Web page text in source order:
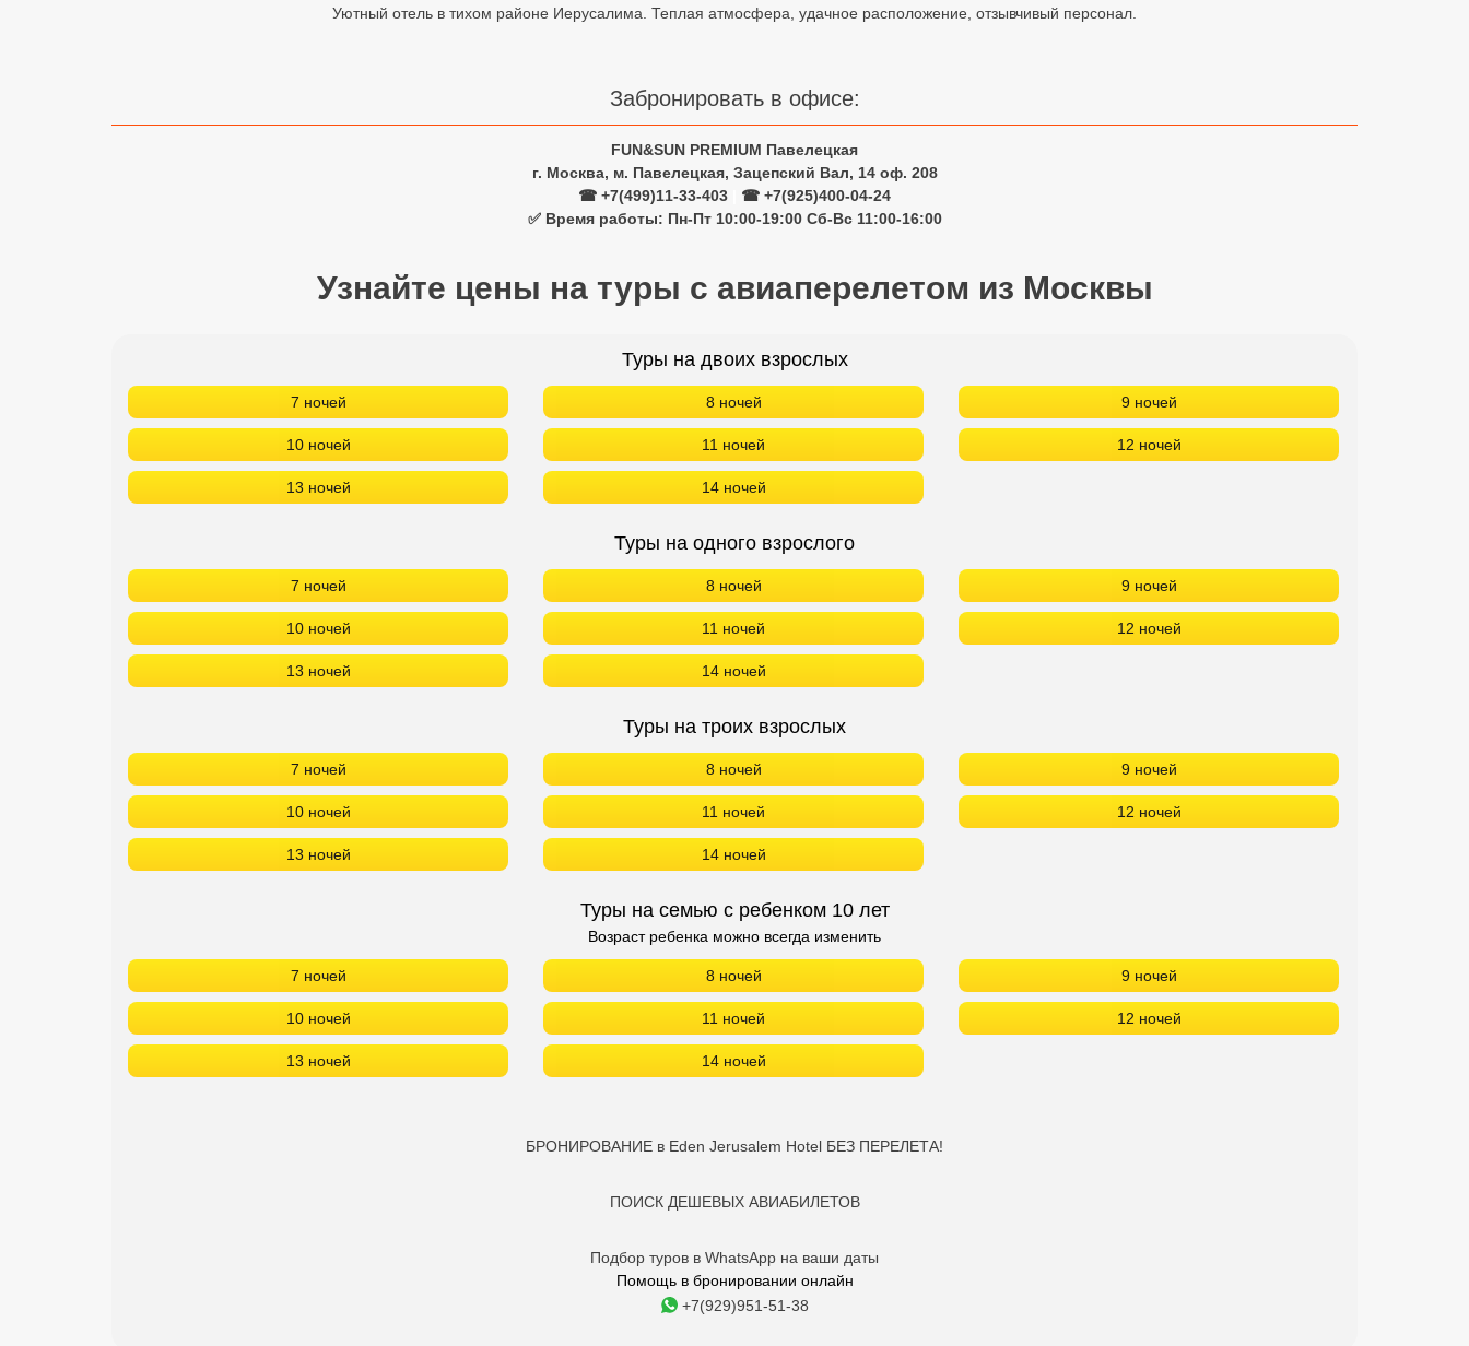
Уютный отель в тихом районе Иерусалима. Теплая атмосфера, удачное расположение, отзывчивый персонал.
Забронировать в офисе:
FUN&SUN PREMIUM Павелецкая
г. Москва, м. Павелецкая, Зацепский Вал, 14 оф. 208
☎ +7(499)11-33-403
☎ +7(925)400-04-24
✅ Время работы: Пн-Пт 10:00-19:00 Сб-Вс 11:00-16:00
Узнайте цены на туры с авиаперелетом из Москвы
Туры на двоих взрослых
7 ночей 8 ночей 9 ночей
10 ночей 11 ночей 12 ночей
13 ночей 14 ночей
Туры на одного взрослого
7 ночей 8 ночей 9 ночей
10 ночей 11 ночей 12 ночей
13 ночей 14 ночей
Туры на троих взрослых
7 ночей 8 ночей 9 ночей
10 ночей 11 ночей 12 ночей
13 ночей 14 ночей
Туры на семью с ребенком 10 лет
Возраст ребенка можно всегда изменить
7 ночей 8 ночей 9 ночей
10 ночей 11 ночей 12 ночей
13 ночей 14 ночей
БРОНИРОВАНИЕ в Eden Jerusalem Hotel БЕЗ ПЕРЕЛЕТА!
ПОИСК ДЕШЕВЫХ АВИАБИЛЕТОВ
Подбор туров в WhatsApp на ваши даты
Помощь в бронировании онлайн
+7(929)951-51-38
VIP отели 5 звезд
ТОП 10 недорогих отелей
Лучшие отели 4* звезды
Лучшие отели 3* звезды
Недорогие отели 3*
Сетевые отели Шри Ланки